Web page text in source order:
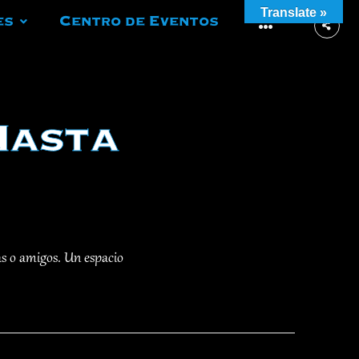
Centro de Eventos More
o amigos. Un espacio
Translate »